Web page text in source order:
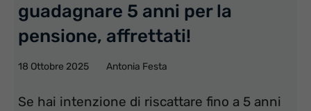
guadagnare 5 anni per la
pensione, affrettati!
18 Ottobre 2025 Antonia Festa
Se hai intenzione di riscattare fino a 5 anni